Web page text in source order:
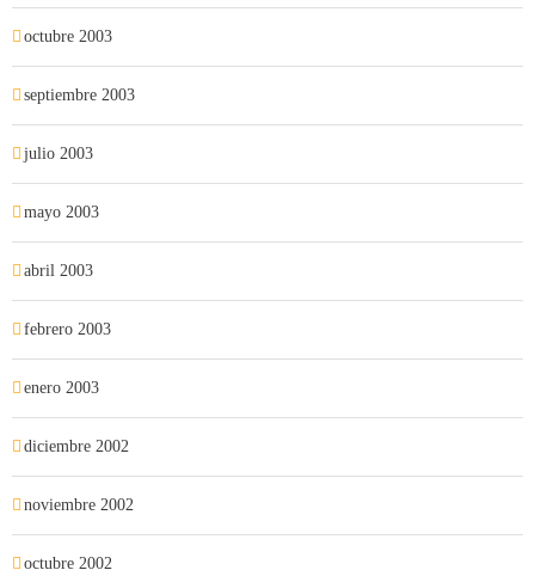
octubre 2003
septiembre 2003
julio 2003
mayo 2003
abril 2003
febrero 2003
enero 2003
diciembre 2002
noviembre 2002
octubre 2002